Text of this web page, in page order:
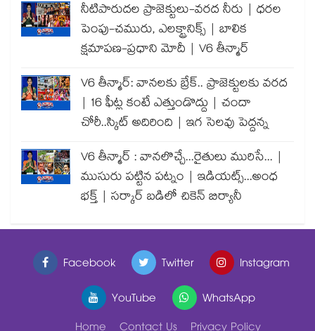
నీటిపారుదల ప్రాజెక్టులు-వరద నీరు | ధరల
పెంపు-చమురు, ఎలక్ట్రానిక్స్ | బాలిక
క్షమాపణ-ప్రధాని మోదీ | V6 తీన్మార్
V6 తీన్మార్: వానలకు బ్రేక్.. ప్రాజెక్టులకు వరద
| 16 ఫీట్ల కంటే ఎత్తుండొద్దు | చందా
చోరీ..స్కిట్ అదిరింది | ఇగ సెలవు పెద్దన్న
V6 తీన్మార్ : వానలొచ్చే...రైతులు మురిసే... |
ముసురు పట్టిన పట్నం | ఇడియట్స్...అంధ
భక్త్ | సర్కార్ బడిలో చికెన్ బిర్యానీ
Facebook Twitter
Instagram
YouTube
WhatsApp